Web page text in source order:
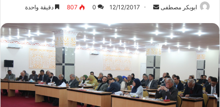
ابوبكر مصطفى
س
ل
ب
ر
ي
د
ا
12/12/2017
0
807 دقيقة واحدة